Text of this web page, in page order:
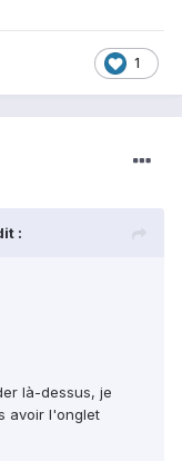
1
:
là-dessus, je
avoir l'onglet